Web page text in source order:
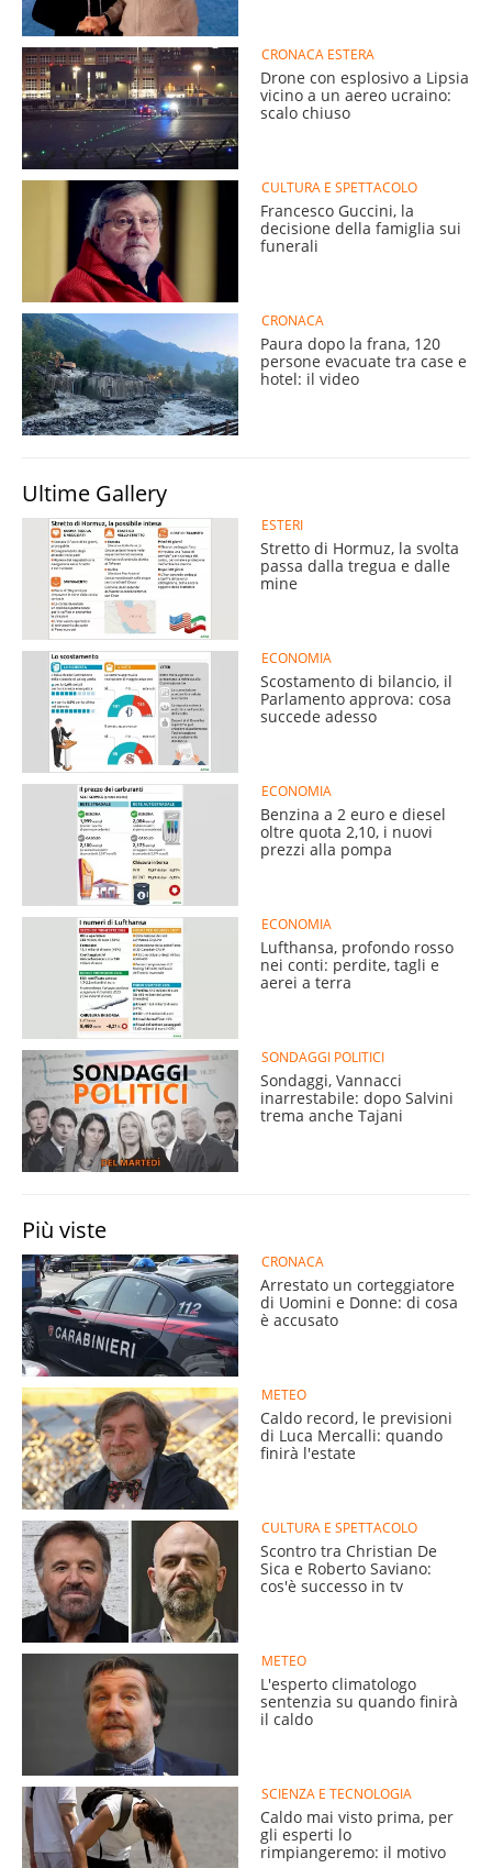
CRONACA ESTERA
Drone con esplosivo a Lipsia
vicino a un aereo ucraino:
scalo chiuso
CULTURA E SPETTACOLO
Francesco Guccini, la
decisione della famiglia sui
funerali
CRONACA
Paura dopo la frana, 120
persone evacuate tra case e
hotel: il video
Ultime Gallery
ESTERI
Stretto di Hormuz, la svolta
passa dalla tregua e dalle
mine
ECONOMIA
Scostamento di bilancio, il
Parlamento approva: cosa
succede adesso
ECONOMIA
Benzina a 2 euro e diesel
oltre quota 2,10, i nuovi
prezzi alla pompa
ECONOMIA
Lufthansa, profondo rosso
nei conti: perdite, tagli e
aerei a terra
SONDAGGI POLITICI
Sondaggi, Vannacci
inarrestabile: dopo Salvini
trema anche Tajani
Più viste
CRONACA
Arrestato un corteggiatore
di Uomini e Donne: di cosa
è accusato
METEO
Caldo record, le previsioni
di Luca Mercalli: quando
finirà l'estate
CULTURA E SPETTACOLO
Scontro tra Christian De
Sica e Roberto Saviano:
cos'è successo in tv
METEO
L'esperto climatologo
sentenzia su quando finirà
il caldo
SCIENZA E TECNOLOGIA
Caldo mai visto prima, per
gli esperti lo
rimpiangeremo: il motivo